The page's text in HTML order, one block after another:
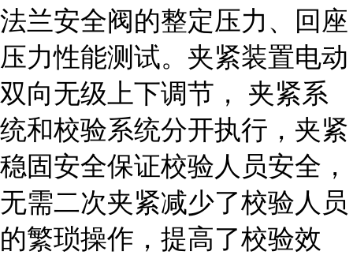
法兰安全阀的整定压力、回座
压力性能测试。夹紧装置电动
双向无级上下调节， 夹紧系
统和校验系统分开执行，夹紧
稳固安全保证校验人员安全，
无需二次夹紧减少了校验人员
的繁琐操作，提高了校验效